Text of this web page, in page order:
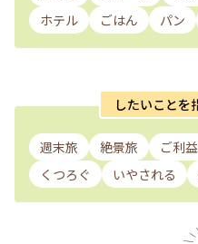
ホテル
ごはん パン
したいことを
週末旅 絶景旅 ご利
くつろぐ
いやされる